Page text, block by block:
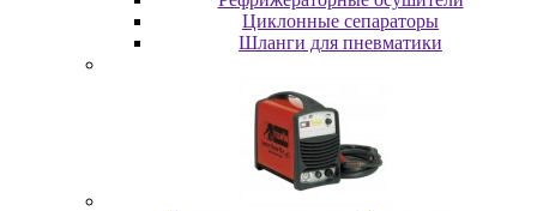
Циклонные сепараторы
Шланги для пневматики